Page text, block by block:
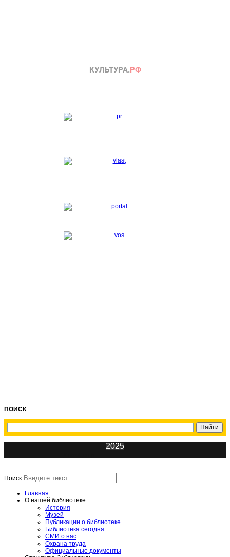
ПОИСК
2025
Поиск
Главная
О нашей библиотеке
История
Музей
Публикации о библиотеке
Библиотека сегодня
СМИ о нас
Охрана труда
Официальные документы